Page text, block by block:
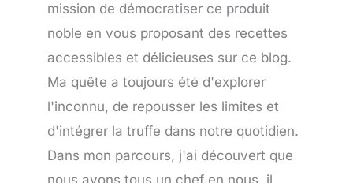
mission de démocratiser ce produit
noble en vous proposant des recettes
accessibles et délicieuses sur ce blog.
Ma quête a toujours été d'explorer
l'inconnu, de repousser les limites et
d'intégrer la truffe dans notre quotidien.
Dans mon parcours, j'ai découvert que